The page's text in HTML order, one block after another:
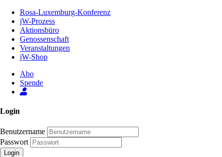
Inhalt
Seite
Rosa-Luxemburg-Konferenz
jW-Prozess
Aktionsbüro
Genossenschaft
Veranstaltungen
jW-Shop
Abo
Spende
Login
Benutzername
Passwort
Login